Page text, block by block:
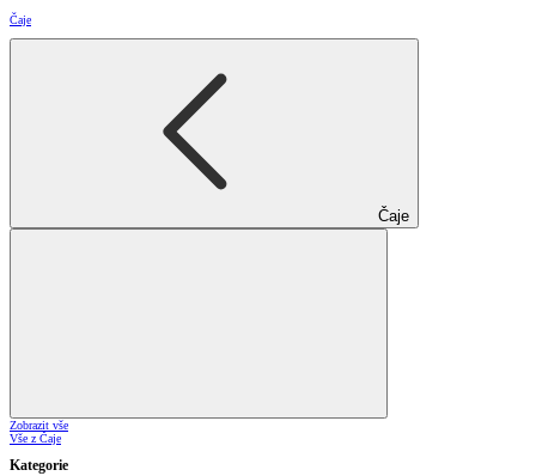
Čaje
Čaje
Zobrazit vše
Vše z Čaje
Kategorie